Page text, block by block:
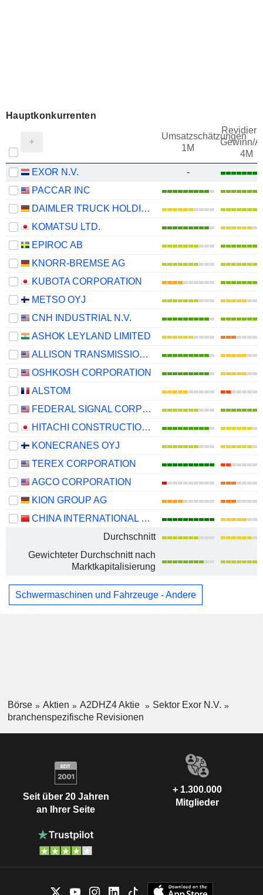
Hauptkonkurrenten
Umsatzschätzungen
1M
Gewinn/
4M
EXOR N.V.
-
PACCAR INC
DAIMLER TRUCK HOLDING AG
KOMATSU LTD.
EPIROC AB
KNORR-BREMSE AG
KUBOTA CORPORATION
METSO OYJ
CNH INDUSTRIAL N.V.
ASHOK LEYLAND LIMITED
ALLISON TRANSMISSION HOLDINGS, INC.
OSHKOSH CORPORATION
ALSTOM
FEDERAL SIGNAL CORPORATION
HITACHI CONSTRUCTION MACHINERY CO., LTD.
KONECRANES OYJ
TEREX CORPORATION
AGCO CORPORATION
KION GROUP AG
CHINA INTERNATIONAL MARINE CONTAINERS (GROUP) CO., LTD.
Durchschnitt
Gewichteter Durchschnitt nach
Marktkapitalisierung
Schwermaschinen und Fahrzeuge - Andere
Börse Aktien A2DHZ4 Aktie
Sektor Exor N.V.
branchenspezifische Revisionen
Seit über 20 Jahren
an Ihrer Seite
+ 1.300.000
Mitglieder